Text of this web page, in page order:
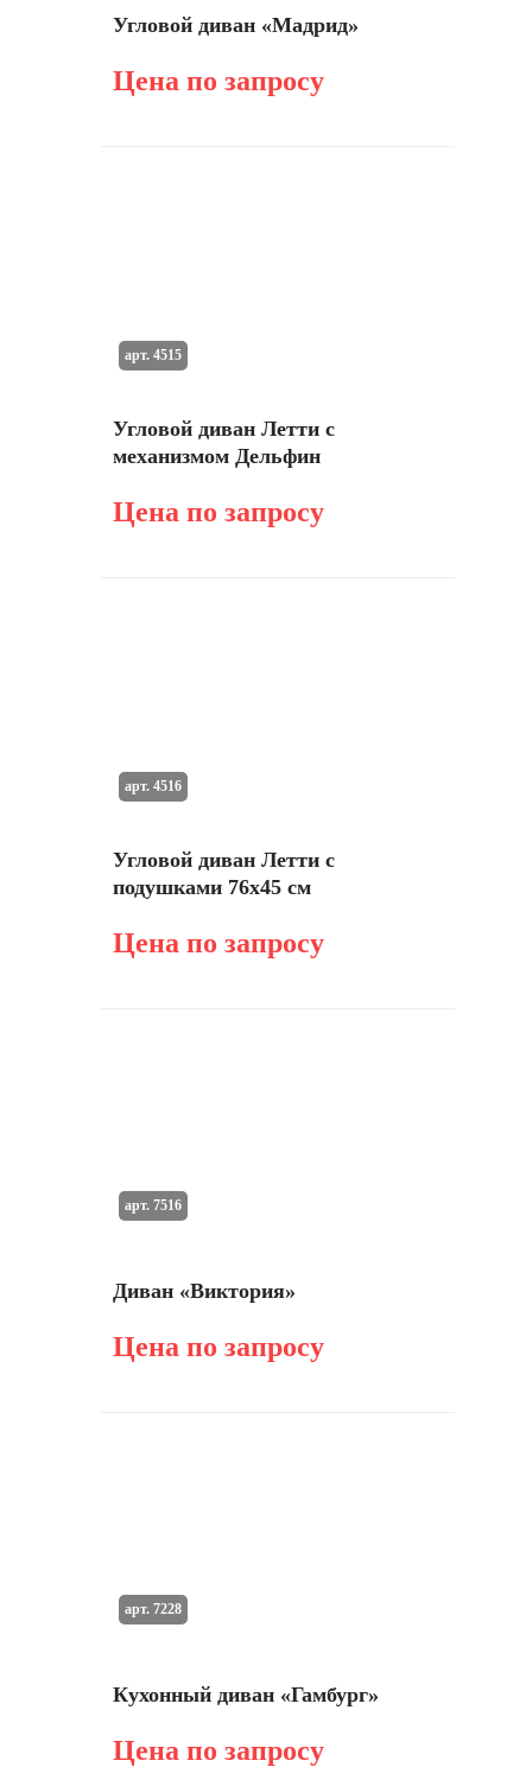
Угловой диван «Мадрид»
Цена по запросу
Угловой диван Летти с
механизмом Дельфин
Цена по запросу
арт. 4515
Угловой диван Летти с
подушками 76х45 см
Цена по запросу
арт. 4516
Диван «Виктория»
Цена по запросу
арт. 7516
Кухонный диван «Гамбург»
Цена по запросу
арт. 7228